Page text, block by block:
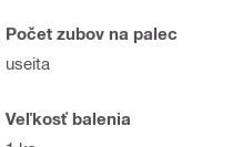
Počet zubov na palec
useita
Veľkosť balenia